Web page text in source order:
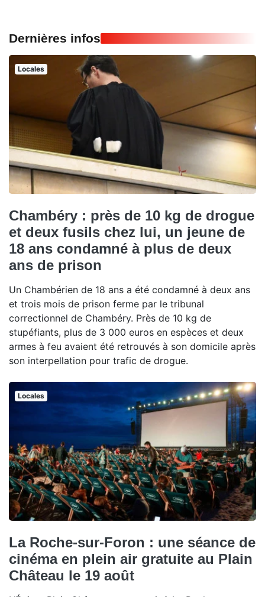
Dernières infos
Locales
Chambéry : près de 10 kg de drogue
et deux fusils chez lui, un jeune de
18 ans condamné à plus de deux
ans de prison
Un Chambérien de 18 ans a été condamné à deux ans
et trois mois de prison ferme par le tribunal
correctionnel de Chambéry. Près de 10 kg de
stupéfiants, plus de 3 000 euros en espèces et deux
armes à feu avaient été retrouvés à son domicile après
son interpellation pour trafic de drogue.
Locales
La Roche-sur-Foron : une séance de
cinéma en plein air gratuite au Plain
Château le 19 août